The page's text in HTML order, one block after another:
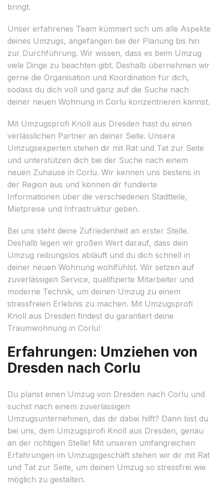
bringt.
Unser erfahrenes Team kümmert sich um alle Aspekte
deines Umzugs, angefangen bei der Planung bis hin
zur Durchführung. Wir wissen, dass es beim Umzug
viele Dinge zu beachten gibt. Deshalb übernehmen wir
gerne die Organisation und Koordination für dich,
sodass du dich voll und ganz auf die Suche nach
deiner neuen Wohnung in Corlu konzentrieren kannst.
Mit Umzugsprofi Knoll aus Dresden hast du einen
verlässlichen Partner an deiner Seite. Unsere
Umzugsexperten stehen dir mit Rat und Tat zur Seite
und unterstützen dich bei der Suche nach einem
neuen Zuhause in Corlu. Wir kennen uns bestens in
der Region aus und können dir fundierte
Informationen über die verschiedenen Stadtteile,
Mietpreise und Infrastruktur geben.
Bei uns steht deine Zufriedenheit an erster Stelle.
Deshalb legen wir großen Wert darauf, dass dein
Umzug reibungslos abläuft und du dich schnell in
deiner neuen Wohnung wohlfühlst. Wir setzen auf
zuverlässigen Service, qualifizierte Mitarbeiter und
moderne Technik, um deinen Umzug zu einem
stressfreien Erlebnis zu machen. Mit Umzugsprofi
Knoll aus Dresden findest du garantiert deine
Traumwohnung in Corlu!
Erfahrungen: Umziehen von
Dresden nach Corlu
Du planst einen Umzug von Dresden nach Corlu und
suchst nach einem zuverlässigen
Umzugsunternehmen, das dir dabei hilft? Dann bist du
bei uns, dem Umzugsprofi Knoll aus Dresden, genau
an der richtigen Stelle! Mit unseren umfangreichen
Erfahrungen im Umzugsgeschäft stehen wir dir mit Rat
und Tat zur Seite, um deinen Umzug so stressfrei wie
möglich zu gestalten.